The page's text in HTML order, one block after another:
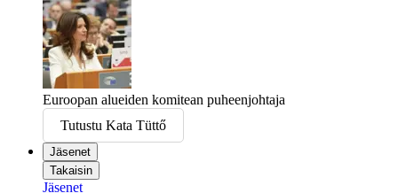
Euroopan alueiden komitean puheenjohtaja
Tutustu Kata Tüttő
Jäsenet
Takaisin
Jäsenet